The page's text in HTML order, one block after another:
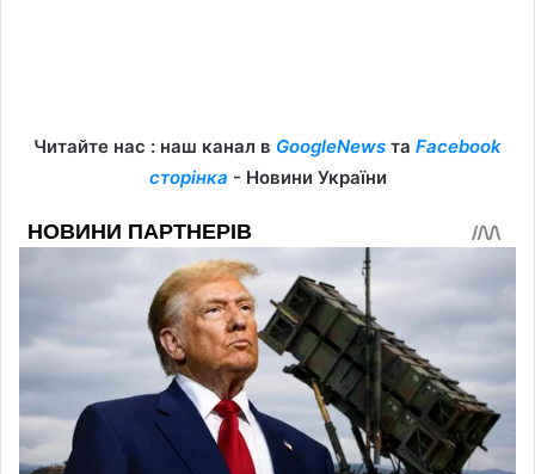
Читайте нас : наш канал в GoogleNews та Facebook
сторінка - Новини України